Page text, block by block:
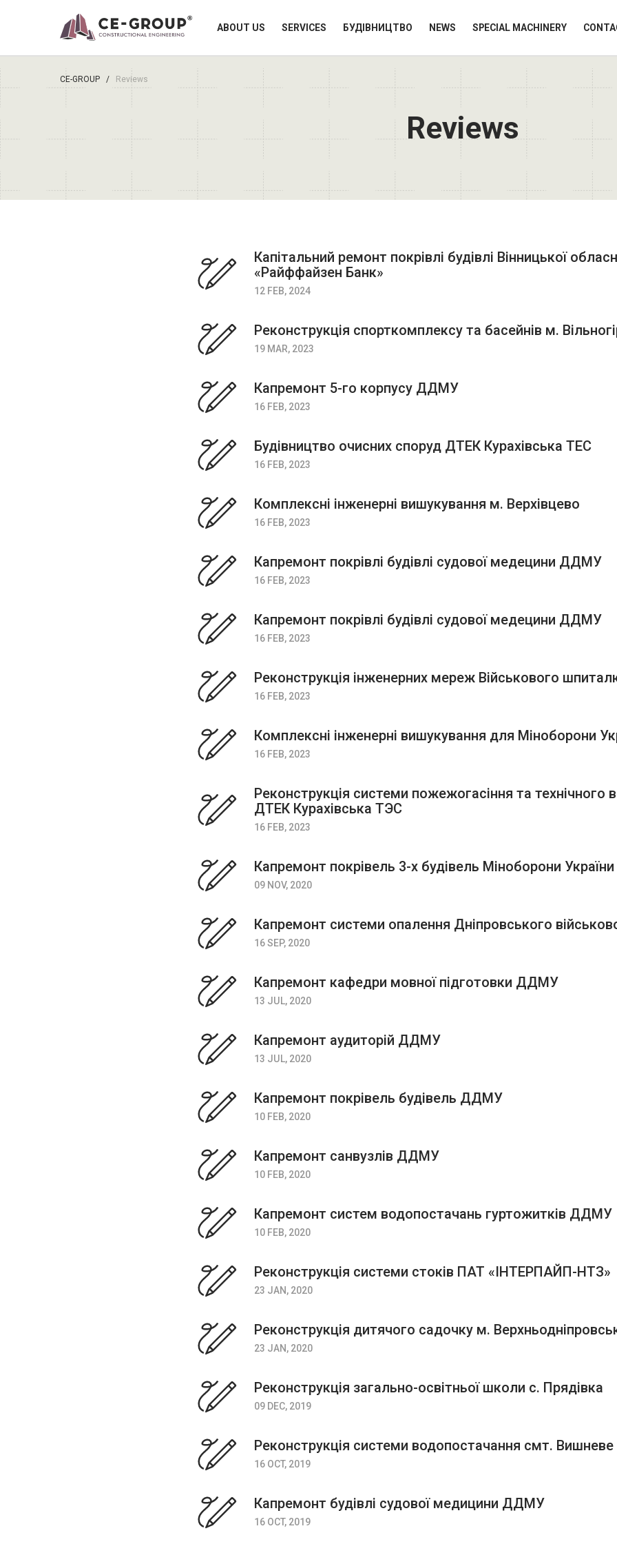
ABOUT US SERVICES БУДІВНИЦТВО NEWS SPECIAL MACHINERY
CE-GROUP / Reviews
Reviews
Капітальний ремонт покрівлі будівлі Вінницької
«Райффайзен Банк»
12 FEB, 2024
Реконструкція спорткомплексу та басейнів м.
19 MAR, 2023
Капремонт 5-го корпусу ДДМУ
16 FEB, 2023
Будівництво очисних споруд ДТЕК Курахівська ТЕС
16 FEB, 2023
Комплексні інженерні вишукування м. Верхівцево
16 FEB, 2023
Капремонт покрівлі будівлі судової медецини ДДМУ
16 FEB, 2023
Капремонт покрівлі будівлі судової медецини ДДМУ
16 FEB, 2023
Реконструкція інженерних мереж Військового
16 FEB, 2023
Комплексні інженерні вишукування для Міноборони
16 FEB, 2023
Реконструкція системи пожежогасіння та технічного
ДТЕК Курахівська ТЭС
16 FEB, 2023
Капремонт покрівель 3-х будівель Міноборони України
09 NOV, 2020
Капремонт системи опалення Дніпровського
16 SEP, 2020
Капремонт кафедри мовної підготовки ДДМУ
13 JUL, 2020
Капремонт аудиторій ДДМУ
13 JUL, 2020
Капремонт покрівель будівель ДДМУ
10 FEB, 2020
Капремонт санвузлів ДДМУ
10 FEB, 2020
Капремонт систем водопостачань гуртожитків ДДМУ
10 FEB, 2020
Реконструкція системи стоків ПАТ «ІНТЕРПАЙП-НТЗ»
23 JAN, 2020
Реконструкція дитячого садочку м.
23 JAN, 2020
Реконструкція загально-освітньої школи с. Прядівка
09 DEC, 2019
Реконструкція системи водопостачання смт. Вишневе
16 OCT, 2019
Капремонт будівлі судової медицини ДДМУ
16 OCT, 2019